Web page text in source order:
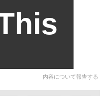
内容について報告する